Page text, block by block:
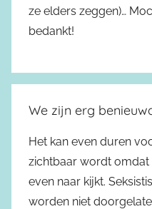
ze elders zeggen)…
bedankt!
We zijn erg
Het kan even duren
zichtbaar wordt omdat
even naar kijkt.
worden niet